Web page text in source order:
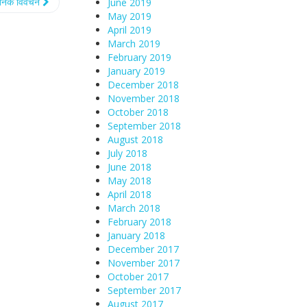
May 2019
April 2019
March 2019
February 2019
January 2019
December 2018
November 2018
October 2018
September 2018
August 2018
July 2018
June 2018
May 2018
April 2018
March 2018
February 2018
January 2018
December 2017
November 2017
October 2017
September 2017
August 2017